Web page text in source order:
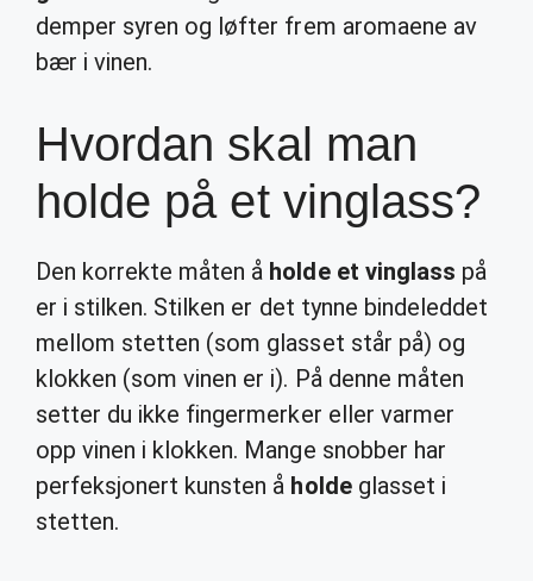
demper syren og løfter frem aromaene av
bær i vinen.
Hvordan skal man
holde på et vinglass?
Den korrekte måten å holde et vinglass på
er i stilken. Stilken er det tynne bindeleddet
mellom stetten (som glasset står på) og
klokken (som vinen er i). På denne måten
setter du ikke fingermerker eller varmer
opp vinen i klokken. Mange snobber har
perfeksjonert kunsten å holdeglasset i
stetten.